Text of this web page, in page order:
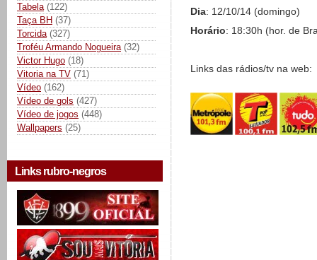
Tabela (122)
Taça BH (37)
Torcida (327)
Troféu Armando Nogueira (32)
Victor Hugo (18)
Vitoria na TV (71)
Vídeo (162)
Vídeo de gols (427)
Vídeo de jogos (448)
Wallpapers (25)
Links rubro-negros
Dia: 12/10/14 (domingo)
Horário: 18:30h (hor. de
Links das rádios/tv na web: